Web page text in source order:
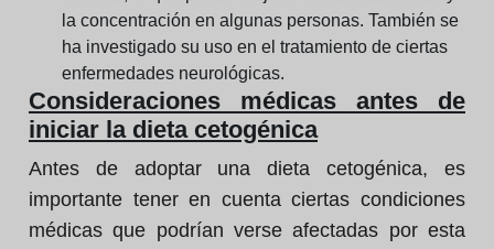
la concentración en algunas personas. También se
ha investigado su uso en el tratamiento de ciertas
enfermedades neurológicas.
Consideraciones médicas antes de
iniciar la dieta cetogénica
Antes de adoptar una dieta cetogénica, es
importante tener en cuenta ciertas condiciones
médicas que podrían verse afectadas por esta